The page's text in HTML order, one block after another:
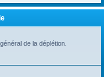
de la déplétion.